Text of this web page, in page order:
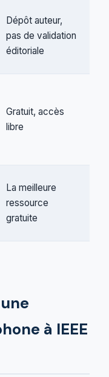
Dépôt auteur,
pas de validation
éditoriale
Gratuit, accès
libre
La meilleure
ressource
gratuite
à IEEE